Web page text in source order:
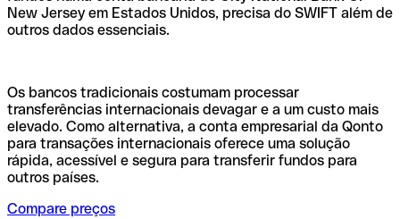
New Jersey em Estados Unidos, precisa do SWIFT além de
outros dados essenciais.
Os bancos tradicionais costumam processar
transferências internacionais devagar e a um custo mais
elevado. Como alternativa, a conta empresarial da Qonto
para transações internacionais oferece uma solução
rápida, acessível e segura para transferir fundos para
outros países.
Compare preços